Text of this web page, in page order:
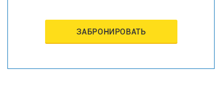
ЗАБРОНИРОВАТЬ